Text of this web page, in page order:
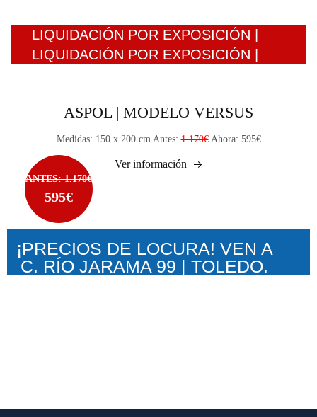
LIQUIDACIÓN POR EXPOSICIÓN |
LIQUIDACIÓN POR EXPOSICIÓN |
ASPOL | MODELO VERSUS
Medidas: 150 x 200 cm Antes:1.170€Ahora: 595€
Ver información
ANTES: 1.170€
595€
¡PRECIOS DE LOCURA! VEN A
C. RÍO JARAMA 99 | TOLEDO.